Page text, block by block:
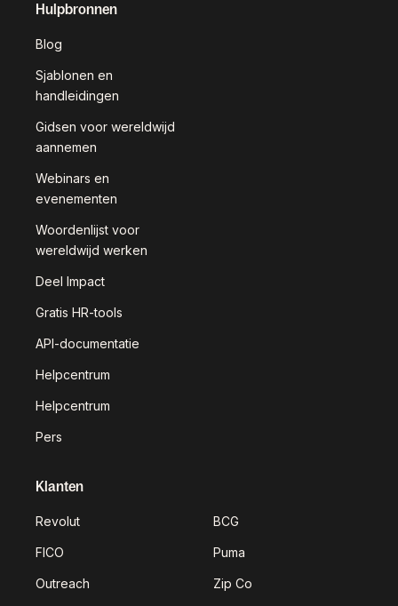
Hulpbronnen
Blog
Sjablonen en
handleidingen
Gidsen voor wereldwijd
aannemen
Webinars en
evenementen
Woordenlijst voor
wereldwijd werken
Deel Impact
Gratis HR-tools
API-documentatie
Helpcentrum
Helpcentrum
Pers
Klanten
Revolut BCG
FICO Puma
Outreach Zip Co